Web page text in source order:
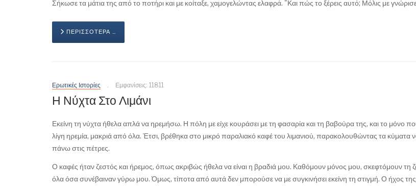
Σήκωσε τα μάτια της από το ποτήρι και με κοίταξε, χαμογελώντας ελαφρά. "Και πώς το ξέρεις αυτό; Μόλις με
ΠΕΡΙΣΣΌΤΕΡΑ …
Ερωτικές Ιστορίες Εμφανίσεις: 11811
Η Νύχτα Στο Λιμάνι
Εκείνη τη νύχτα ήθελα απλά να ηρεμήσω. Η πόλη με είχε κουράσει με τη φασαρία και τη βαβούρα της, και το μόνο
λίγη ηρεμία, μακριά από όλα. Έτσι, βρέθηκα στο μικρό παραλιακό καφέ του λιμανιού, παρακολουθώντας τα κύματα
πάνω στις πέτρες.
Ο καφές ήταν ζεστός και ήρεμος, όπως ακριβώς ήθελα να είναι η βραδιά μου. Καθόμουν μόνος μου, σκεφτόμουν τη
όλα όσα συνέβαιναν γύρω μου. Όμως, τίποτα από αυτά δεν μπορούσε να με συγκινήσει εκείνη τη στιγμή. Ο ήχος